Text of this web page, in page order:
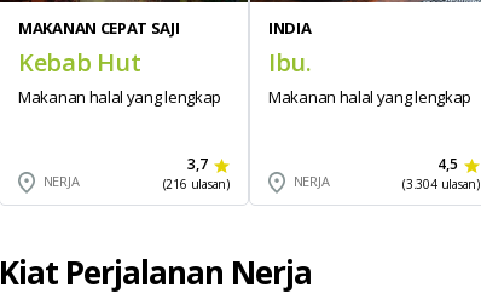
MAKANAN CEPAT SAJI
Kebab Hut
Makanan halal yang lengkap
NERJA
3,7
(216 ulasan)
INDIA
Ibu.
Makanan halal yang lengkap
NERJA
4,5
(3.304 ulasan)
Kiat Perjalanan Nerja